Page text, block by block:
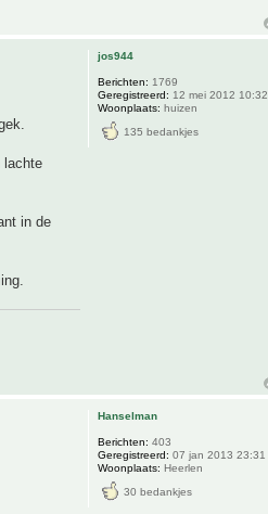
lachte
in de
jos944
Berichten: 1769
Geregistreerd: 12 mei 2012 10:32
Woonplaats: huizen
135 bedankjes
Hanselman
Berichten: 403
Geregistreerd: 07 jan 2013 23:31
Woonplaats: Heerlen
30 bedankjes